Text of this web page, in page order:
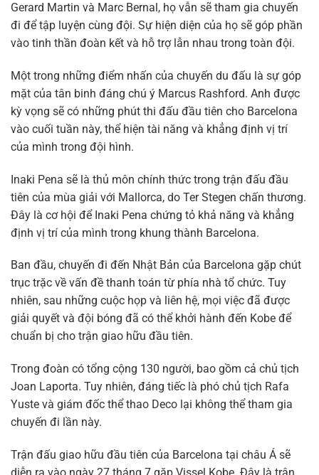
Gerard Martin và Marc Bernal, họ vẫn sẽ tham gia chuyến
đi để tập luyện cùng đội. Sự hiện diện của họ sẽ góp phần
vào tinh thần đoàn kết và hỗ trợ lẫn nhau trong toàn đội.
Một trong những điểm nhấn của chuyến du đấu là sự góp
mặt của tân binh đáng chú ý Marcus Rashford. Anh được
kỳ vọng sẽ có những phút thi đấu đầu tiên cho Barcelona
vào cuối tuần này, thể hiện tài năng và khẳng định vị trí
của mình trong đội hình.
Inaki Pena sẽ là thủ môn chính thức trong trận đấu đầu
tiên của mùa giải với Mallorca, do Ter Stegen chấn thương.
Đây là cơ hội để Inaki Pena chứng tỏ khả năng và khẳng
định vị trí của mình trong khung thành Barcelona.
Ban đầu, chuyến đi đến Nhật Bản của Barcelona gặp chút
trục trặc về vấn đề thanh toán từ phía nhà tổ chức. Tuy
nhiên, sau những cuộc họp và liên hệ, mọi việc đã được
giải quyết và đội bóng đã có thể khởi hành đến Kobe để
chuẩn bị cho trận giao hữu đầu tiên.
Trong đoàn có tổng cộng 130 người, bao gồm cả chủ tịch
Joan Laporta. Tuy nhiên, đáng tiếc là phó chủ tịch Rafa
Yuste và giám đốc thể thao Deco lại không thể tham gia
chuyến đi lần này.
Trận đấu giao hữu đầu tiên của Barcelona tại châu Á sẽ